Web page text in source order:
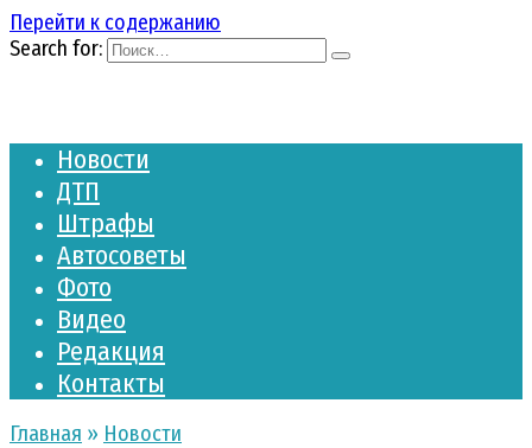
Перейти к содержанию
Search for:
Новости
ДТП
Штрафы
Автосоветы
Фото
Видео
Редакция
Контакты
Главная » Новости